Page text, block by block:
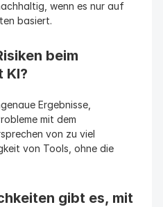
wenn es nur auf
basiert.
beim
KI?
Ergebnisse,
mit dem
von zu viel
von Tools, ohne die
gibt es, mit